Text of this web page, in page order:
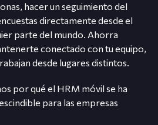
hacer un seguimiento del
directamente desde el
parte del mundo. Ahorra
conectado con tu equipo,
desde lugares distintos.
por qué el HRM móvil se ha
para las empresas